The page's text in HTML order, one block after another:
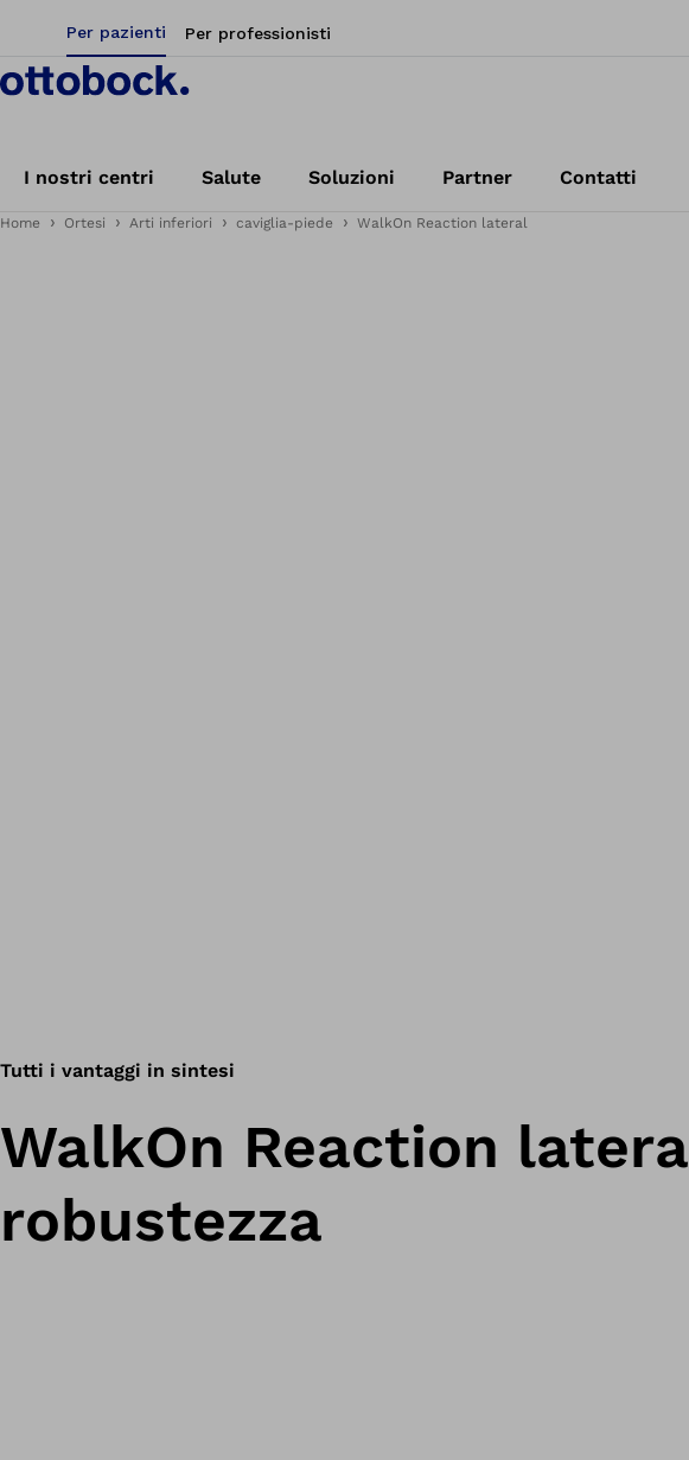
Per pazienti Per professionisti
I nostri centri Salute Soluzioni Partner Contatti
Home Ortesi Arti inferiori caviglia-piede WalkOn Reaction lateral
Tutti i vantaggi in sintesi
WalkOn Reaction
robustezza